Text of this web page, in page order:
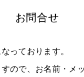
お問合せ
っております。
ので、お名前・メ